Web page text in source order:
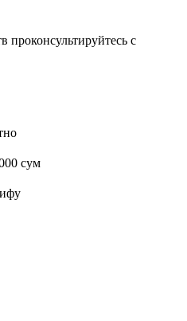
проконсультируйтесь с
сум